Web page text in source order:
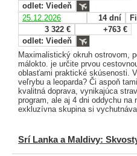
odlet: Viedeň
25.12.2026
14 dní
3 322 €
+763 €
odlet: Viedeň
Maximalistický okruh ostrovom,
málokto. je určite prvou
oblasťami praktické skúsenosti.
veľrybu a leoparda? Či aspoň
kvalitná doprava, vynikajúca
program, ale aj 4 dni oddychu na
exkluzívna skupina si
Srí Lanka a Maldivy: